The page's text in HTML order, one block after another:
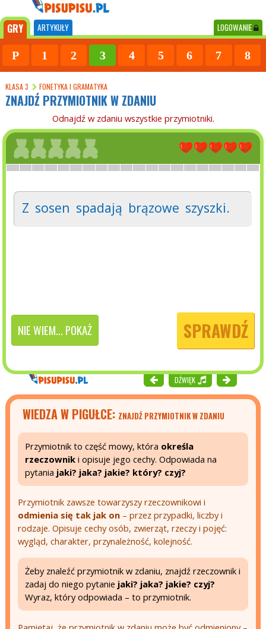
GRY ARTYKUŁY LOGOWANIE
P 1 2 3 4 5 6 7 8
KLASA 3 FONETYKA I GRAMATYKA
ZNAJDŹ PRZYMIOTNIK W ZDANIU
Odnajdź w zdaniu wszystkie przymiotniki.
Z sosen spadają brązowe szyszki.
NIE WIEM... POKAŻ SPRAWDŹ
DŹWIĘK
WIEDZA W PIGUŁCE: ZNAJDŹ PRZYMIOTNIK W ZDANIU
Przymiotnik to część mowy, która określa
rzeczownik i opisuje jego cechy. Odpowiada na
pytania jaki? jaka? jakie? który? czyj?
Przymiotnik zawsze towarzyszy rzeczownikowi i
odmienia się tak jak on – przez przypadki, liczby i
rodzaje. Opisuje cechy osób, zwierząt, rzeczy i pojęć:
wygląd, charakter, przynależność, kolejność.
Żeby znaleźć przymiotnik w zdaniu, znajdź rzeczownik i
zadaj do niego pytanie jaki? jaka? jakie? czyj?
Wyraz, który odpowiada – to przymiotnik.